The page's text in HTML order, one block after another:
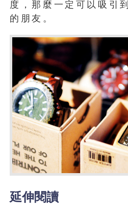
度，那麼一定可以吸引
的朋友。
延伸閱讀